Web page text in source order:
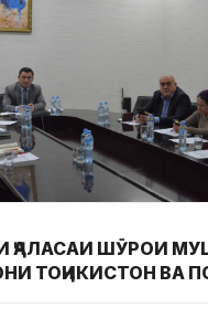
ҶАЛАСАИ ШӮРОИ
ТОҶИКИСТОН ВА